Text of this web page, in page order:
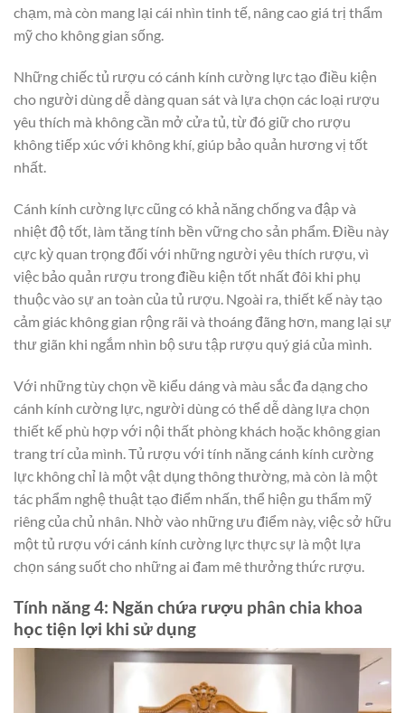
chạm, mà còn mang lại cái nhìn tinh tế, nâng cao giá trị thẩm
mỹ cho không gian sống.
Những chiếc tủ rượu có cánh kính cường lực tạo điều kiện
cho người dùng dễ dàng quan sát và lựa chọn các loại rượu
yêu thích mà không cần mở cửa tủ, từ đó giữ cho rượu
không tiếp xúc với không khí, giúp bảo quản hương vị tốt
nhất.
Cánh kính cường lực cũng có khả năng chống va đập và
nhiệt độ tốt, làm tăng tính bền vững cho sản phẩm. Điều này
cực kỳ quan trọng đối với những người yêu thích rượu, vì
việc bảo quản rượu trong điều kiện tốt nhất đôi khi phụ
thuộc vào sự an toàn của tủ rượu. Ngoài ra, thiết kế này tạo
cảm giác không gian rộng rãi và thoáng đãng hơn, mang lại sự
thư giãn khi ngắm nhìn bộ sưu tập rượu quý giá của mình.
Với những tùy chọn về kiểu dáng và màu sắc đa dạng cho
cánh kính cường lực, người dùng có thể dễ dàng lựa chọn
thiết kế phù hợp với nội thất phòng khách hoặc không gian
trang trí của mình. Tủ rượu với tính năng cánh kính cường
lực không chỉ là một vật dụng thông thường, mà còn là một
tác phẩm nghệ thuật tạo điểm nhấn, thể hiện gu thẩm mỹ
riêng của chủ nhân. Nhờ vào những ưu điểm này, việc sở hữu
một tủ rượu với cánh kính cường lực thực sự là một lựa
chọn sáng suốt cho những ai đam mê thưởng thức rượu.
Tính năng 4: Ngăn chứa rượu phân chia khoa
học tiện lợi khi sử dụng